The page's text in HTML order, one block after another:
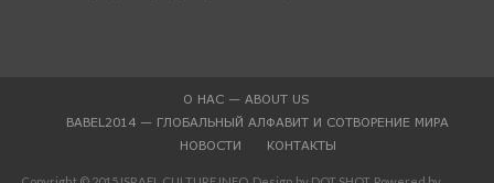
О НАС — ABOUT US
BABEL2014 — ГЛОБАЛЬНЫЙ АЛФАВИТ И СОТВОРЕНИЕ МИРА
НОВОСТИ
КОНТАКТЫ